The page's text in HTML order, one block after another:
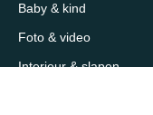
Baby & kind
Foto & video
Interieur & slapen